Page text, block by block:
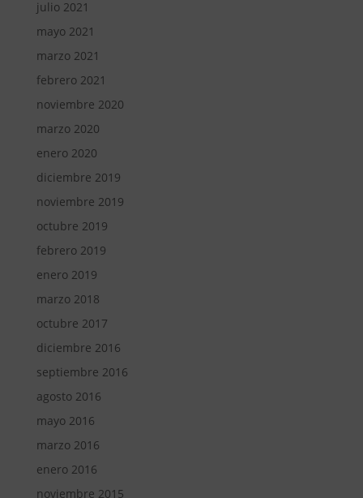
julio 2021
mayo 2021
marzo 2021
febrero 2021
noviembre 2020
marzo 2020
enero 2020
diciembre 2019
noviembre 2019
octubre 2019
febrero 2019
enero 2019
marzo 2018
octubre 2017
diciembre 2016
septiembre 2016
agosto 2016
mayo 2016
marzo 2016
enero 2016
noviembre 2015